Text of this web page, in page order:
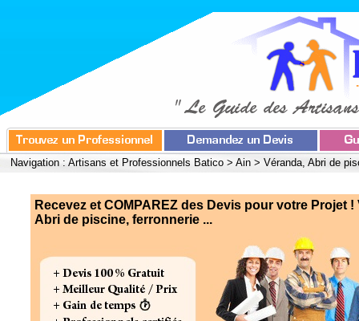
Navigation : Artisans et Professionnels Batico > Ain > Véranda, Abri de
Recevez et COMPAREZ des Devis pour votre Projet !
Abri de piscine, ferronnerie ...